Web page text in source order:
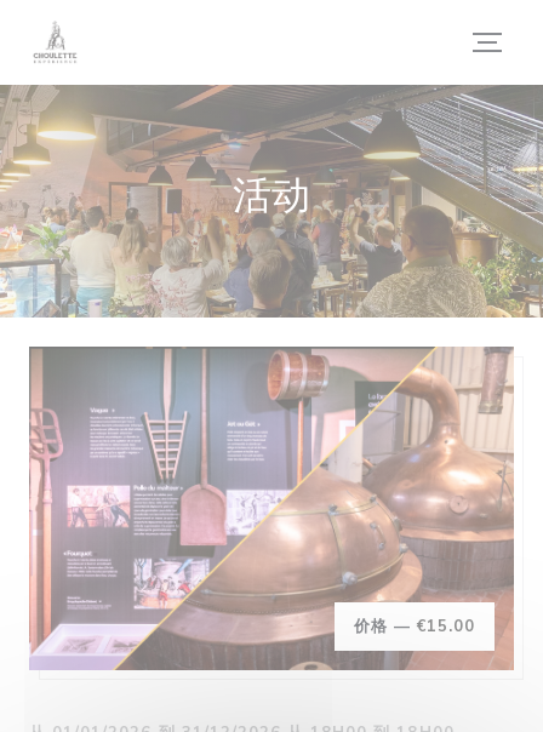
Cookie管理面板
活动
价格 — €15.00